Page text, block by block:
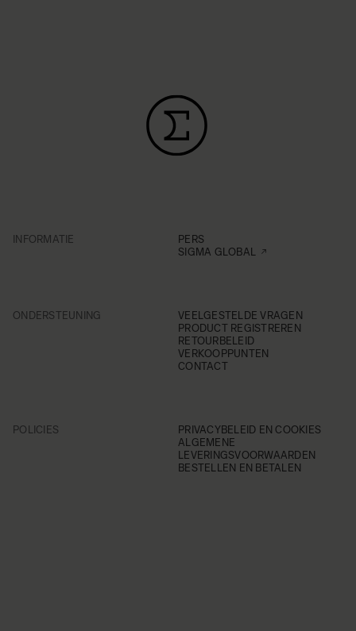
INFORMATIE
PERS
SIGMA GLOBAL
ONDERSTEUNING
VEELGESTELDE VRAGEN
PRODUCT REGISTREREN
RETOURBELEID
VERKOOPPUNTEN
CONTACT
POLICIES
PRIVACYBELEID EN COOKIES
ALGEMENE
LEVERINGSVOORWAARDEN
BESTELLEN EN BETALEN